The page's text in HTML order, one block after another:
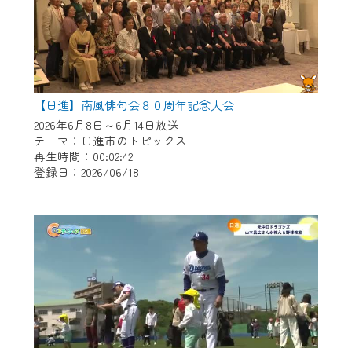
【日進】南風俳句会８０周年記念大会
2026年6月8日～6月14日放送
テーマ：日進市のトピックス
再生時間：00:02:42
登録日：2026/06/18